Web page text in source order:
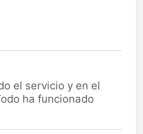
el servicio y en el
ha funcionado